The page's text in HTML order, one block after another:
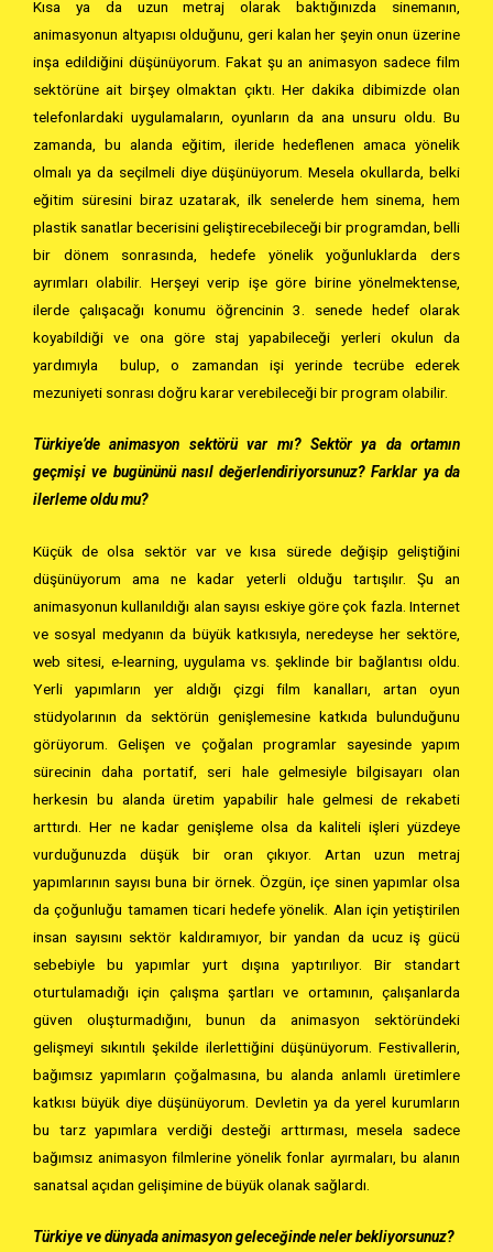
Kısa ya da uzun metraj olarak baktığınızda sinemanın,
animasyonun altyapısı olduğunu, geri kalan her şeyin onun üzerine
inşa edildiğini düşünüyorum. Fakat şu an animasyon sadece film
sektörüne ait birşey olmaktan çıktı. Her dakika dibimizde olan
telefonlardaki uygulamaların, oyunların da ana unsuru oldu. Bu
zamanda, bu alanda eğitim, ileride hedeflenen amaca yönelik
olmalı ya da seçilmeli diye düşünüyorum. Mesela okullarda, belki
eğitim süresini biraz uzatarak, ilk senelerde hem sinema, hem
plastik sanatlar becerisini geliştirecebileceği bir programdan, belli
bir dönem sonrasında, hedefe yönelik yoğunluklarda ders
ayrımları olabilir. Herşeyi verip işe göre birine yönelmektense,
ilerde çalışacağı konumu öğrencinin 3. senede hedef olarak
koyabildiği ve ona göre staj yapabileceği yerleri okulun da
yardımıyla bulup, o zamandan işi yerinde tecrübe ederek
mezuniyeti sonrası doğru karar verebileceği bir program olabilir.
Türkiye’de animasyon sektörü var mı? Sektör ya da ortamın
geçmişi ve bugününü nasıl değerlendiriyorsunuz? Farklar ya da
ilerleme oldu mu?
Küçük de olsa sektör var ve kısa sürede değişip geliştiğini
düşünüyorum ama ne kadar yeterli olduğu tartışılır. Şu an
animasyonun kullanıldığı alan sayısı eskiye göre çok fazla. Internet
ve sosyal medyanın da büyük katkısıyla, neredeyse her sektöre,
web sitesi, e-learning, uygulama vs. şeklinde bir bağlantısı oldu.
Yerli yapımların yer aldığı çizgi film kanalları, artan oyun
stüdyolarının da sektörün genişlemesine katkıda bulunduğunu
görüyorum. Gelişen ve çoğalan programlar sayesinde yapım
sürecinin daha portatif, seri hale gelmesiyle bilgisayarı olan
herkesin bu alanda üretim yapabilir hale gelmesi de rekabeti
arttırdı. Her ne kadar genişleme olsa da kaliteli işleri yüzdeye
vurduğunuzda düşük bir oran çıkıyor. Artan uzun metraj
yapımlarının sayısı buna bir örnek. Özgün, içe sinen yapımlar olsa
da çoğunluğu tamamen ticari hedefe yönelik. Alan için yetiştirilen
insan sayısını sektör kaldıramıyor, bir yandan da ucuz iş gücü
sebebiyle bu yapımlar yurt dışına yaptırılıyor. Bir standart
oturtulamadığı için çalışma şartları ve ortamının, çalışanlarda
güven oluşturmadığını, bunun da animasyon sektöründeki
gelişmeyi sıkıntılı şekilde ilerlettiğini düşünüyorum. Festivallerin,
bağımsız yapımların çoğalmasına, bu alanda anlamlı üretimlere
katkısı büyük diye düşünüyorum. Devletin ya da yerel kurumların
bu tarz yapımlara verdiği desteği arttırması, mesela sadece
bağımsız animasyon filmlerine yönelik fonlar ayırmaları, bu alanın
sanatsal açıdan gelişimine de büyük olanak sağlardı.
Türkiye ve dünyada animasyon geleceğinde neler bekliyorsunuz?